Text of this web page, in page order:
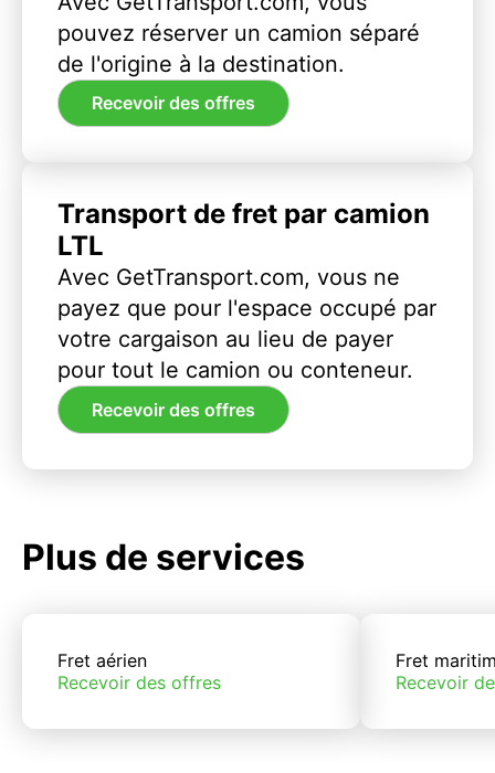
pouvez réserver un camion séparé
de l'origine à la destination.
Recevoir des offres
Transport de fret par camion
LTL
Avec GetTransport.com, vous ne
payez que pour l'espace occupé par
votre cargaison au lieu de payer
pour tout le camion ou conteneur.
Recevoir des offres
Plus de services
Fret aérien
Recevoir des offres
Fret
Recevoir